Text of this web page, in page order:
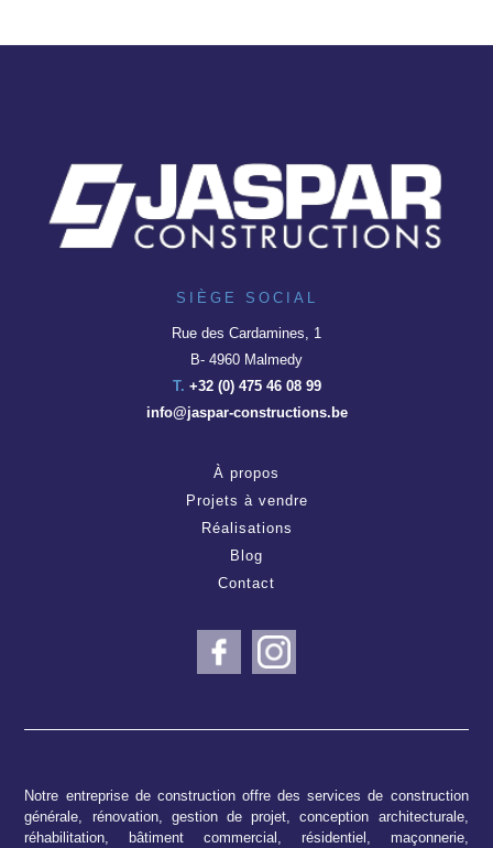
SIÈGE SOCIAL
Rue des Cardamines, 1
B- 4960 Malmedy
T. +32 (0) 475 46 08 99
info@jaspar-constructions.be
À propos
Projets à vendre
Réalisations
Blog
Contact
Notre entreprise de construction offre des services de construction
générale, rénovation, gestion de projet, conception architecturale,
réhabilitation, bâtiment commercial, résidentiel, maçonnerie,